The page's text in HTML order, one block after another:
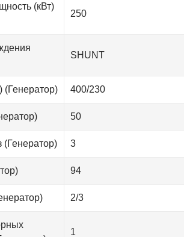
(кВт)
250
SHUNT
400/230
50
(Генератор) 3
94
2/3
1